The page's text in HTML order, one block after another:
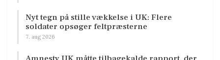
Nyt tegn på stille vækkelse i UK: Flere
soldater opsøger feltpræsterne
7. aug 2026